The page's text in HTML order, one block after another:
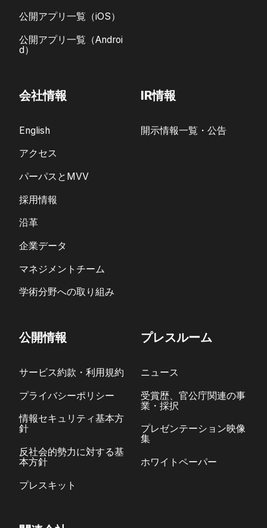
公開アプリ一覧（iOS）
公開アプリ一覧（Androi
d）
会社情報
English
アクセス
パーパスとMVV
採用情報
沿革
企業データ
マネジメントチーム
学術分野への取り組み
IR情報
開示情報一覧・公告
公開情報
サービス約款・利用規約
プライバシーポリシー
情報セキュリティ基本方
針
反社会的勢力に対する基
本方針
プレスキット
プレスルーム
ニュース
受賞歴、官公庁関連の事
業・採択
プレゼンテーション映像
集
ホワイトペーパー